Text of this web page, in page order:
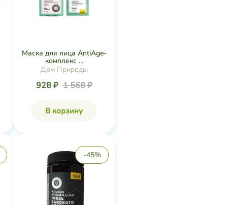
Маска для лица AntiAge-
комплекс ...
Дом Природы
928 ₽ 1 568 ₽
В корзину
-45%